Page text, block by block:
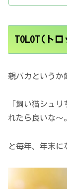
TOLOT(ト
親バカというか
「飼い猫シュ
れたら良いな～
と毎年、年末に